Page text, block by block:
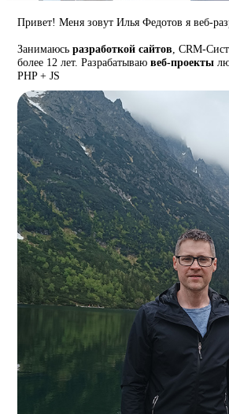
Привет! Меня зовут Илья Федотов я веб-
Занимаюсьразработкой сайтов , CRM-
более 12 лет. Разрабатываювеб-проекты
PHP + JS